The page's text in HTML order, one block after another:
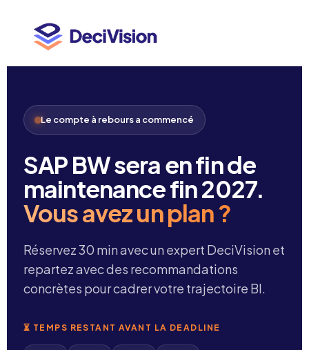
Le compte à rebours a commencé
SAP BW sera en fin de
maintenance fin 2027.
Vous avez un plan ?
Réservez 30 min avec un expert DeciVision et
repartez avec des recommandations
concrètes pour cadrer votre trajectoire BI.
⏳ TEMPS RESTANT AVANT LA DEADLINE